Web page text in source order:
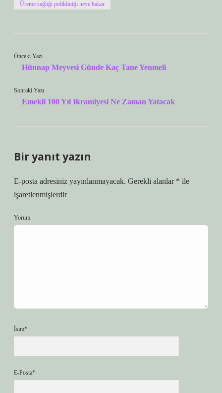
Üreme sağlığı polikliniği neye bakar
Önceki Yazı
Hünnap Meyvesi Günde Kaç Tane Yenmeli
Sonraki Yazı
Emekli 100 Yıl Ikramiyesi Ne Zaman Yatacak
Bir yanıt yazın
E-posta adresiniz yayınlanmayacak. Gerekli alanlar * ile
işaretlenmişlerdir
Yorum
İsim*
E-Posta*